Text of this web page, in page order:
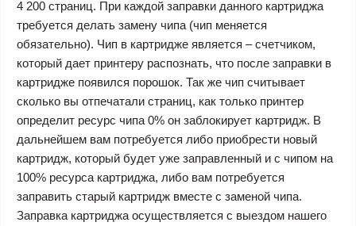
4 200 страниц. При каждой заправки данного картриджа
требуется делать замену чипа (чип меняется
обязательно). Чип в картридже является – счетчиком,
который дает принтеру распознать, что после заправки в
картридже появился порошок. Так же чип считывает
сколько вы отпечатали страниц, как только принтер
определит ресурс чипа 0% он заблокирует картридж. В
дальнейшем вам потребуется либо приобрести новый
картридж, который будет уже заправленный и с чипом на
100% ресурса картриджа, либо вам потребуется
заправить старый картридж вместе с заменой чипа.
Заправка картриджа осуществляется с выездом нашего